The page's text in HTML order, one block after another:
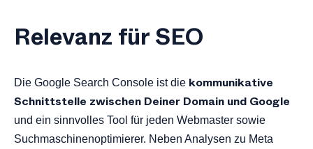
Relevanz für SEO
Die Google Search Console ist die kommunikative
Schnittstelle zwischen Deiner Domain und Google
und ein sinnvolles Tool für jeden Webmaster sowie
Suchmaschinenoptimierer. Neben Analysen zu Meta